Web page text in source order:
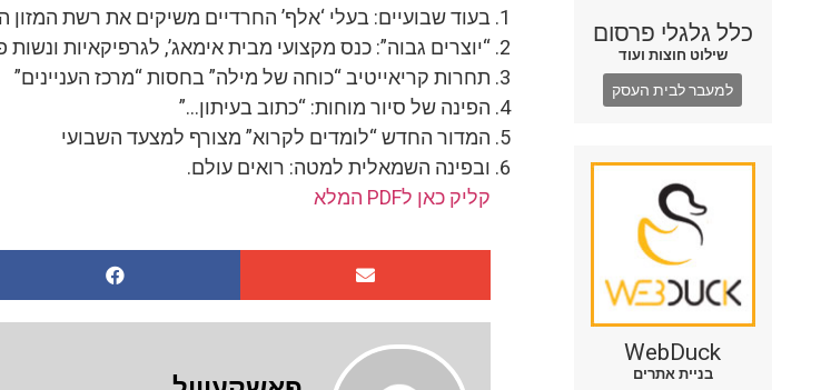
כלל גלגלי פרסום
שילוט חוצות ועוד
למעבר לבית העסק
WebDuck
בניית אתרים
בעוד שבועיים: בעלי ‘אלף’ החרדיים משיקים את רשת
“יוצרים גבוה”: כנס מקצועי מבית אימאג’, לגרפיקאיות ונשות
תחרות קריאייטיב “כוחה של מילה” בחסות “מרכז העניינים”
הפינה של סיור מוחות: “כתוב בעיתון…”
המדור החדש “לומדים לקרוא” מצורף למצעד השבועי
ובפינה השמאלית למטה: רואים עולם.
קליק כאן לPDF המלא